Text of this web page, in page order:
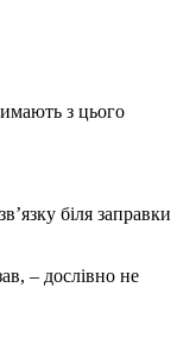
з цього
біля заправки
– дослівно не